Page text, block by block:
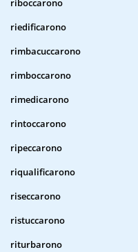
riboccarono
riedificarono
rimbacuccarono
rimboccarono
rimedicarono
rintoccarono
ripeccarono
riqualificarono
riseccarono
ristuccarono
riturbarono